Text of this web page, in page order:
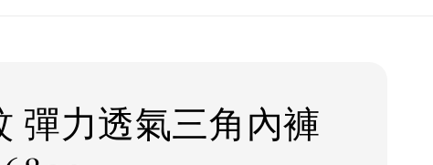
彈力透氣三角內褲